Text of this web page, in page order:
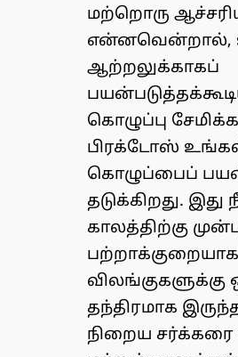
மற்றொரு
என்னவென்றால்,
ஆற்றலுக்காகப்
கொழுப்பு
பிரக்டோஸ்
கொழுப்பைப்
தடுக்கிறது.
காலத்திற்கு
விலங்குகளுக்கு
தந்திரமாக
நிறைய